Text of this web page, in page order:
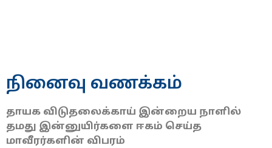
நினைவு வணக்கம்
தாயக விடுதலைக்காய் இன்றைய நாளில்
தமது இன்னுயிர்களை ஈகம் செய்த
மாவீரர்களின் விபரம்